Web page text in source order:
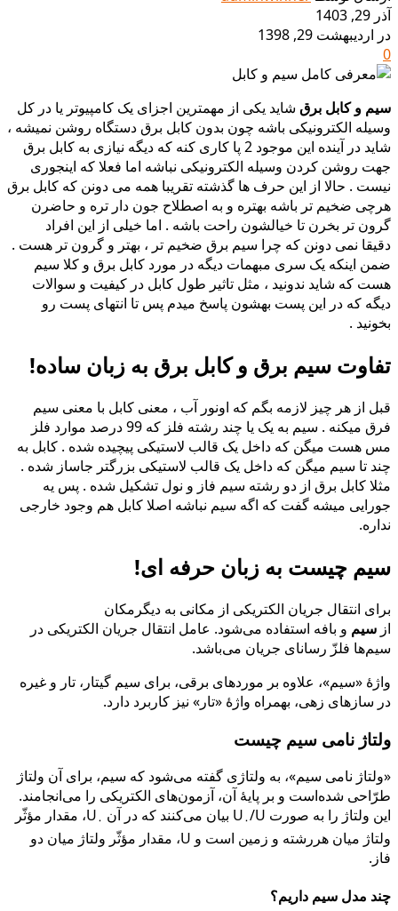
آذر 29, 1403
در اردیبهشت 29, 1398
0
سیم و کابل برق شاید یکی از مهمترین اجزای یک کامپیوتر یا در کل
وسیله الکترونیکی باشه چون بدون کابل برق دستگاه روشن نمیشه ،
شاید در آینده این موجود 2 پا کاری کنه که دیگه نیازی به کابل برق
جهت روشن کردن وسیله الکترونیکی نباشه اما فعلا که اینجوری
نیست . حالا از این حرف ها گذشته تقریبا همه می دونن که کابل برق
هرچی ضخیم تر باشه بهتره و به اصطلاح جون دار تره و حاضرن
گرون تر بخرن تا خیالشون راحت باشه . اما خیلی از این افراد
دقیقا نمی دونن که چرا سیم برق ضخیم تر ، بهتر و گرون تر هست .
ضمن اینکه یک سری مبهمات دیگه در مورد کابل برق و کلا سیم
هست که شاید ندونید ، مثل تاثیر طول کابل در کیفیت و سوالات
دیگه که در این پست بهشون پاسخ میدم پس تا انتهای پست رو
بخونید .
تفاوت سیم برق وکابل برق به زبان ساده!
قبل از هر چیز لازمه بگم که اونور آب ، معنی کابل با معنی سیم
فرق میکنه . سیم به یک یا چند رشته فلز که 99 درصد موارد فلز
مس هست میگن که داخل یک قالب لاستیکی پیچیده شده . کابل به
چند تا سیم میگن که داخل یک قالب لاستیکی بزرگتر جاساز شده .
مثلا کابل برق از دو رشته سیم فاز و نول تشکیل شده . پس یه
جورایی میشه گفت که اگه سیم نباشه اصلا کابل هم وجود خارجی
نداره.
سیم چیست به زبان حرفه ای!
برای انتقال جریان الکتریکی از مکانی به دیگرمکان
از سیم و بافه استفاده می‌شود. عامل انتقال جریان الکتریکی در
سیم‌ها فلزّ رسانای جریان می‌باشد.
واژهٔ «سیم»، علاوه بر موردهای برقی، برای سیم گیتار، تار و غیره
در سازهای زهی، بهمراه واژهٔ «تار» نیز کاربرد دارد.
ولتاژ نامی سیم چیست
«ولتاژ نامی سیم»، به ولتاژی گفته می‌شود که سیم، برای آن ولتاژ
طرّاحی شده‌است و بر پایهٔ آن، آزمون‌های الکتریکی را می‌انجامند.
این ولتاژ را به صورت U
۰/U بیان می‌کنند که در آن U ۰
، مقدار مؤثّر
ولتاژ میان هررشته و زمین است و U، مقدار مؤثّر ولتاژ میان دو
فاز.
چند مدل سیم داریم؟